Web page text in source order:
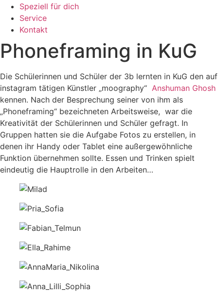
Speziell für dich
Service
Kontakt
Phoneframing in KuG
Die Schülerinnen und Schüler der 3b lernten in KuG den auf
instagram tätigen Künstler „moography“ Anshuman Ghosh
kennen. Nach der Besprechung seiner von ihm als
„Phoneframing“ bezeichneten Arbeitsweise, war die
Kreativität der Schülerinnen und Schüler gefragt. In
Gruppen hatten sie die Aufgabe Fotos zu erstellen, in
denen ihr Handy oder Tablet eine außergewöhnliche
Funktion übernehmen sollte. Essen und Trinken spielt
eindeutig die Hauptrolle in den Arbeiten…